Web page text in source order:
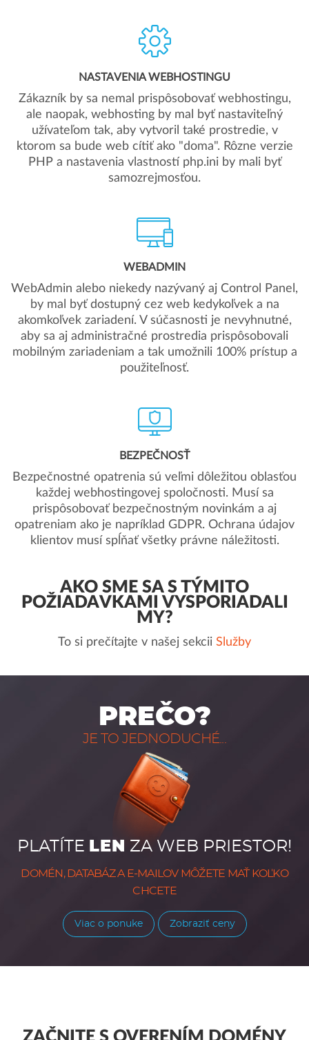
NASTAVENIA WEBHOSTINGU
Zákazník by sa nemal prispôsobovať webhostingu,
ale naopak, webhosting by mal byť nastaviteľný
užívateľom tak, aby vytvoril také prostredie, v
ktorom sa bude web cítiť ako "doma". Rôzne verzie
PHP a nastavenia vlastností php.ini by mali byť
samozrejmosťou.
WEBADMIN
WebAdmin alebo niekedy nazývaný aj Control Panel,
by mal byť dostupný cez web kedykoľvek a na
akomkoľvek zariadení. V súčasnosti je nevyhnutné,
aby sa aj administračné prostredia prispôsobovali
mobilným zariadeniam a tak umožnili 100% prístup a
použiteľnosť.
BEZPEČNOSŤ
Bezpečnostné opatrenia sú veľmi dôležitou oblasťou
každej webhostingovej spoločnosti. Musí sa
prispôsobovať bezpečnostným novinkám a aj
opatreniam ako je napríklad GDPR. Ochrana údajov
klientov musí spĺňať všetky právne náležitosti.
AKO SME SA S TÝMITO
POŽIADAVKAMI VYSPORIADALI
MY?
To si prečítajte v našej sekcii Služby
PREČO?
JE TO JEDNODUCHÉ...
PLATÍTE LEN ZA WEB PRIESTOR!
DOMÉN, DATABÁZ A E-MAILOV MÔŽETE MAŤ KOĽKO
CHCETE
Viac o ponuke Zobraziť ceny